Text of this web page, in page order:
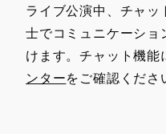
ライブ公演中、チャッ
士でコミュニケーショ
けます。チャット機能
ンターをご確認くださ